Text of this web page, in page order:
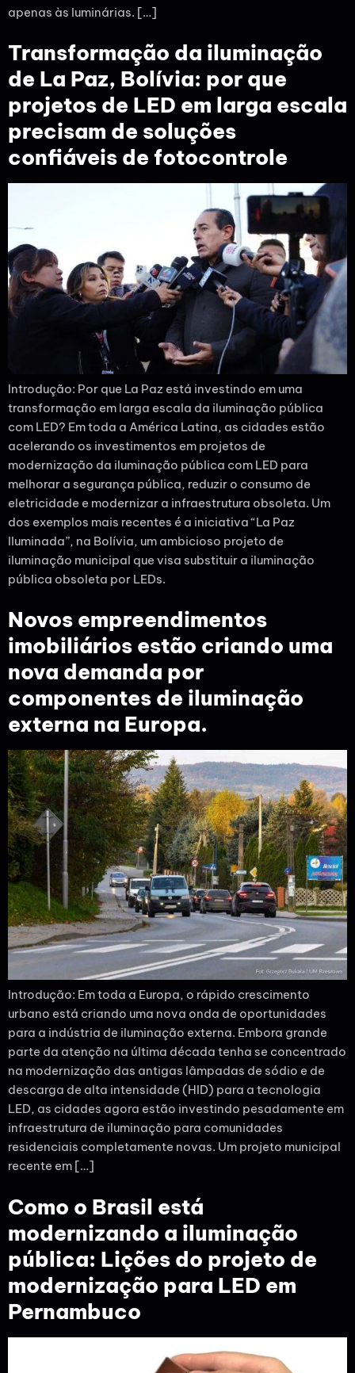
apenas às luminárias. […]
Transformação da iluminação
de La Paz, Bolívia: por que
projetos de LED em larga escala
precisam de soluções
confiáveis de fotocontrole
Introdução: Por que La Paz está investindo em uma
transformação em larga escala da iluminação pública
com LED? Em toda a América Latina, as cidades estão
acelerando os investimentos em projetos de
modernização da iluminação pública com LED para
melhorar a segurança pública, reduzir o consumo de
eletricidade e modernizar a infraestrutura obsoleta. Um
dos exemplos mais recentes é a iniciativa “La Paz
Iluminada”, na Bolívia, um ambicioso projeto de
iluminação municipal que visa substituir a iluminação
pública obsoleta por LEDs.
Novos empreendimentos
imobiliários estão criando uma
nova demanda por
componentes de iluminação
externa na Europa.
Introdução: Em toda a Europa, o rápido crescimento
urbano está criando uma nova onda de oportunidades
para a indústria de iluminação externa. Embora grande
parte da atenção na última década tenha se concentrado
na modernização das antigas lâmpadas de sódio e de
descarga de alta intensidade (HID) para a tecnologia
LED, as cidades agora estão investindo pesadamente em
infraestrutura de iluminação para comunidades
residenciais completamente novas. Um projeto municipal
recente em […]
Como o Brasil está
modernizando a iluminação
pública: Lições do projeto de
modernização para LED em
Pernambuco